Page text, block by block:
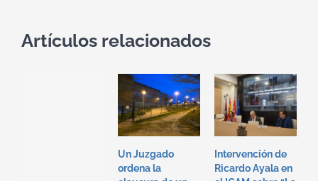
Artículos relacionados
Un Juzgado
ordena la
Intervención de
Ricardo Ayala en